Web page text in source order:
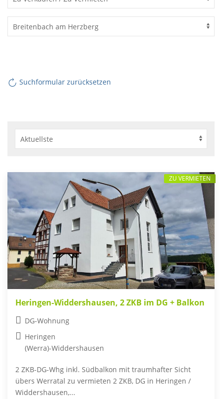
Suchformular zurücksetzen
Heringen-Widdershausen, 2 ZKB im DG + Balkon
DG-Wohnung
Heringen
(Werra)-Widdershausen
2 ZKB-DG-Whg inkl. Südbalkon mit traumhafter Sicht
übers Werratal zu vermieten 2 ZKB, DG in Heringen /
Widdershausen,...
ZU VERMIETEN